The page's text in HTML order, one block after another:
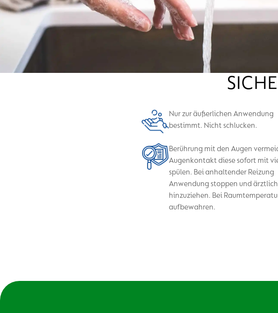
Nur zur äußerlichen Anwendung
bestimmt. Nicht schlucken.
Berührung mit den Augen
Augenkontakt diese sofort mit
spülen. Bei anhaltender Reizung
Anwendung stoppen und
hinzuziehen. Bei
aufbewahren.